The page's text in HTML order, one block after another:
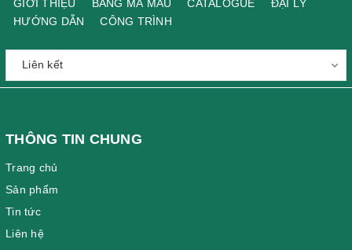
GIỚI THIỆU BẢNG MÃ MÀU CATALOGUE
ĐẠI LÝ
HƯỚNG DẪN
CÔNG TRÌNH
THÔNG TIN CHUNG
Trang chủ
Sản phẩm
Tin tức
Liên hệ